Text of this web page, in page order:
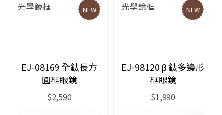
光學鏡框 NEW
EJ-08169 全鈦長方
圓框眼鏡
$2,590
光學鏡框 NEW
EJ-98120 β 鈦多邊形
框眼鏡
$1,990